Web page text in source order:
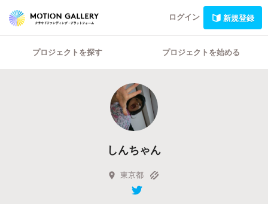
ログイン 新規登録
プロジェクトを探す プロジェクトを始める
しんちゃん
東京都